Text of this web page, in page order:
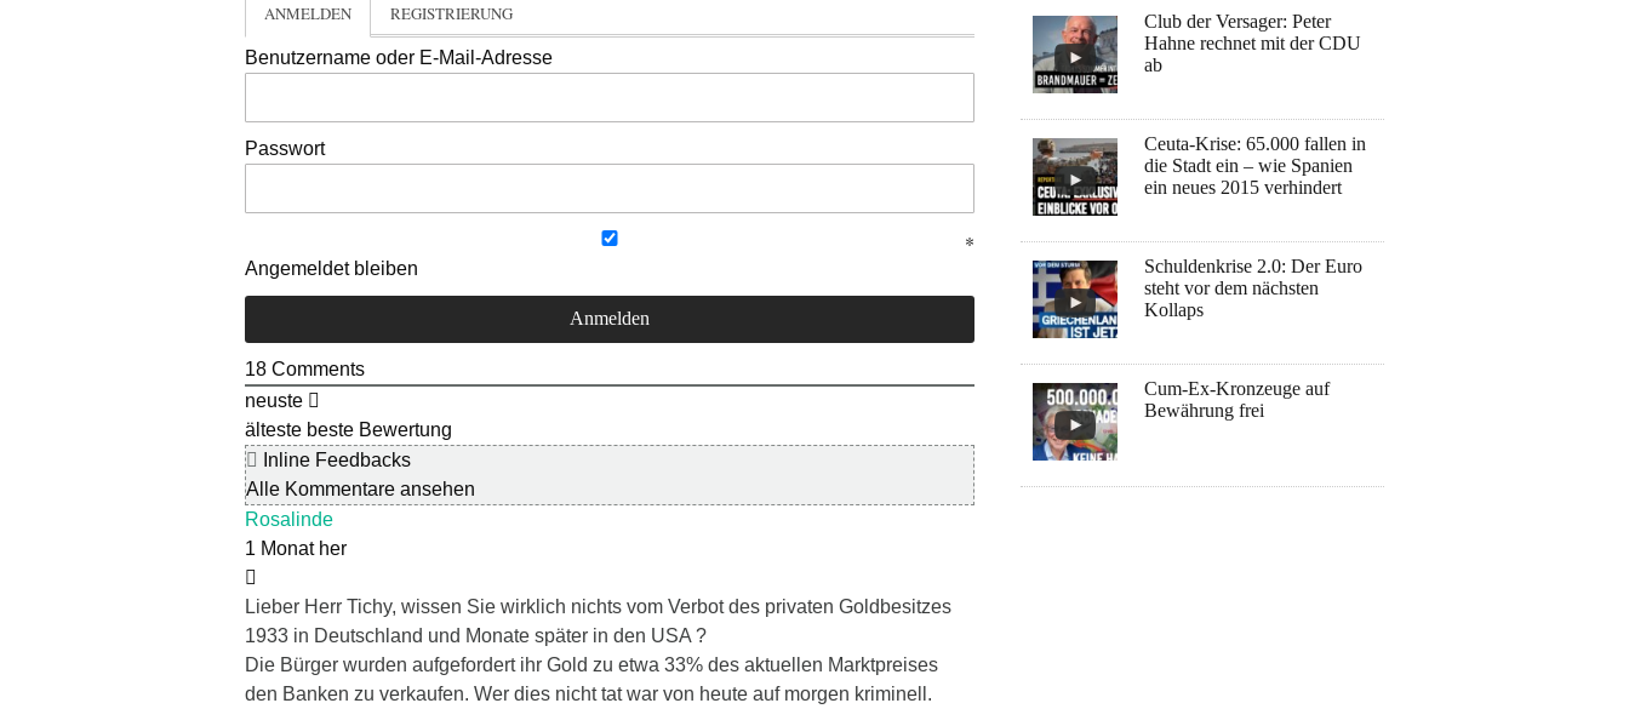
ANMELDEN REGISTRIERUNG
Benutzername oder E-Mail-Adresse
Passwort
Angemeldet bleiben
18 Comments
neuste
älteste beste Bewertung
Inline Feedbacks
Alle Kommentare ansehen
Rosalinde
1 Monat her
Lieber Herr Tichy, wissen Sie wirklich nichts vom Verbot des privaten Goldbesitzes
1933 in Deutschland und Monate später in den USA ?
Die Bürger wurden aufgefordert ihr Gold zu etwa 33% des aktuellen Marktpreises
den Banken zu verkaufen. Wer dies nicht tat war von heute auf morgen kriminell.
Club der Versager: Peter
Hahne rechnet mit der CDU
ab
Ceuta-Krise: 65.000 fallen in
die Stadt ein – wie Spanien
ein neues 2015 verhindert
Schuldenkrise 2.0: Der Euro
steht vor dem nächsten
Kollaps
Cum-Ex-Kronzeuge auf
Bewährung frei